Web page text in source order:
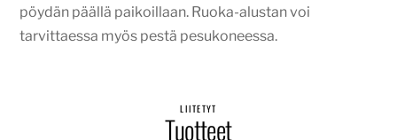
pöydän päällä paikoillaan. Ruoka-alustan voi
tarvittaessa myös pestä pesukoneessa.
LIITETYT
Tuotteet